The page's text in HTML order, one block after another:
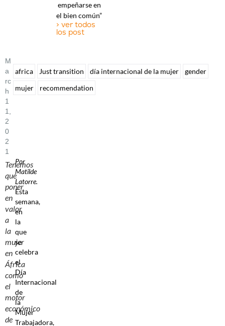
empeñarse en
el bien común”
> ver todos
los post
M
A
Rc
H
1
1,
2
0
2
1
Tenemos
que
poner
en
valor
a
la
mujer
en
África
como
el
motor
económico
de
Por
Matilde
Latorre.
Esta
semana,
en
la
que
se
celebra
el
Día
Internacional
de
la
Mujer
Trabajadora,
africa Just transition día internacional de la mujer
gender
mujer
recommendation